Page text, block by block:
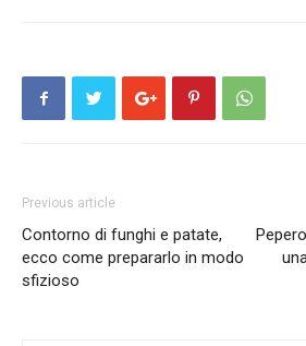
Previous article
Contorno di funghi e patate,
ecco come prepararlo in modo
sfizioso